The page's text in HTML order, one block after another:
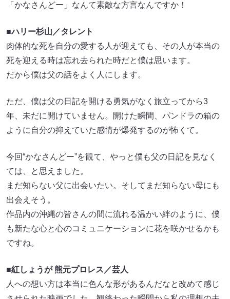
「かなさんどー」なんて素敵な方言なんですか！
■ハリー杉山／タレント
肉体的な死を自分の愛する人が迎えても、その人が本当の
死を迎える時は忘れ去られた時だと僕は思います。
だから僕は父の話をよく人にします。
ただ、僕は父の日記を開ける勇気がなく旅立ってから3
年、未だに開けていません。開けた瞬間、パンドラの箱の
ように自分の抑えていた感情が爆発するのが怖くて。
今回“かなさんどー”を観て、やっと僕も父の日記を見なく
ては、と思えました。
まだ知らない父に出会いたい。そしてまだ知らない母にも
出会えそう。
作品内の沖縄の皆さんの間に流れる温かい絆のように、僕
も新たな心と心のコミュニケーションに花を咲かせるかも
ですね。
■紅しょうが 熊元プロレス／芸人
人への想い方は本当に色んな形があるんだなと改めて感じ